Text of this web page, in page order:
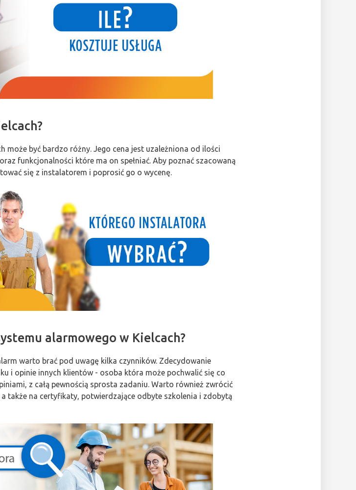
może być bardzo różny. Jego cena jest uzależniona od ilości
funkcjonalności które ma on spełniać. Aby poznać szacowaną
się z instalatorem i poprosić go o wycenę.
alarmowego w Kielcach?
warto brać pod uwagę kilka czynników. Zdecydowanie
i opinie innych klientów - osoba która może pochwalić się co
z całą pewnością sprosta zadaniu. Warto również zwrócić
także na certyfikaty, potwierdzające odbyte szkolenia i zdobytą